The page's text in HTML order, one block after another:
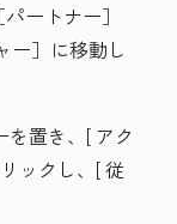
ートナー］
ー］に移動し
を置き、[ アク
ックし、[従